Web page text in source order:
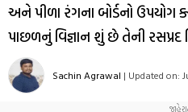
અને પીળા રંગના બોર્ડનો ઉપયોગ
પાછળનું વિજ્ઞાન શું છે તેની રસપ્રદ
Sachin Agrawal | Updated on: